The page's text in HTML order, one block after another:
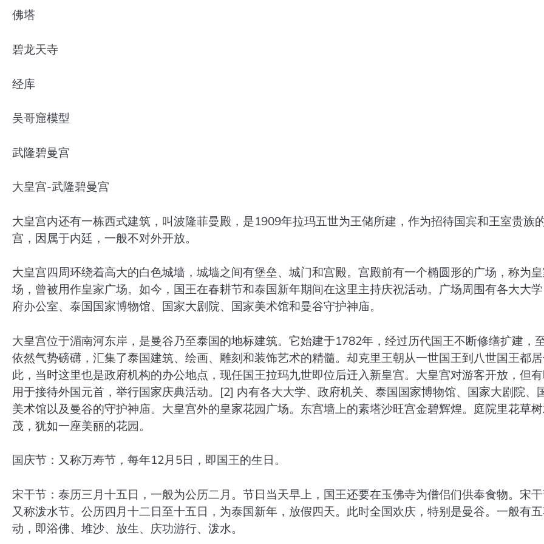
佛塔
碧龙天寺
经库
吴哥窟模型
武隆碧曼宫
大皇宫-武隆碧曼宫
大皇宫内还有一栋西式建筑，叫波隆菲曼殿，是1909年拉玛五世为王储所建，作为招待国宾和王室贵族
宫，因属于内廷，一般不对外开放。
大皇宫四周环绕着高大的白色城墙，城墙之间有堡垒、城门和宫殿。宫殿前有一个椭圆形的广场，称为
场，曾被用作皇家广场。如今，国王在春耕节和泰国新年期间在这里主持庆祝活动。广场周围有各大大
府办公室、泰国国家博物馆、国家大剧院、国家美术馆和曼谷守护神庙。
大皇宫位于湄南河东岸，是曼谷乃至泰国的地标建筑。它始建于1782年，经过历代国王不断修缮扩建，
依然气势磅礴，汇集了泰国建筑、绘画、雕刻和装饰艺术的精髓。却克里王朝从一世国王到八世国王都
此，当时这里也是政府机构的办公地点，现任国王拉玛九世即位后迁入新皇宫。大皇宫对游客开放，但
用于接待外国元首，举行国家庆典活动。[2] 内有各大大学、政府机关、泰国国家博物馆、国家大剧院、
美术馆以及曼谷的守护神庙。大皇宫外的皇家花园广场。东宫墙上的素塔沙旺宫金碧辉煌。庭院里花草
茂，犹如一座美丽的花园。
国庆节：又称万寿节，每年12月5日，即国王的生日。
宋干节：泰历三月十五日，一般为公历二月。节日当天早上，国王还要在玉佛寺为僧侣们供奉食物。宋
又称泼水节。公历四月十二日至十五日，为泰国新年，放假四天。此时全国欢庆，特别是曼谷。一般有
动，即浴佛、堆沙、放生、庆功游行、泼水。